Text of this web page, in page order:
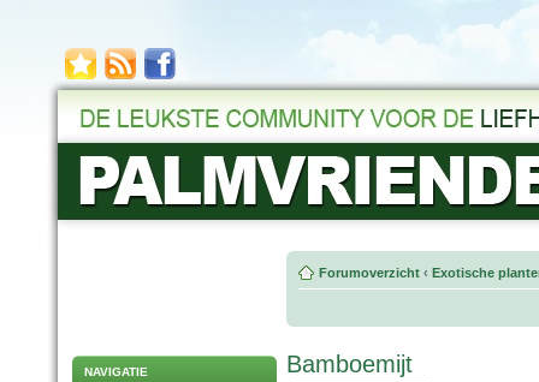
NAVIGATIE
Forumoverzicht ‹ Exotische
Bamboemijt